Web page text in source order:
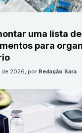
uma lista de
para
de 2026, por Redação Sara